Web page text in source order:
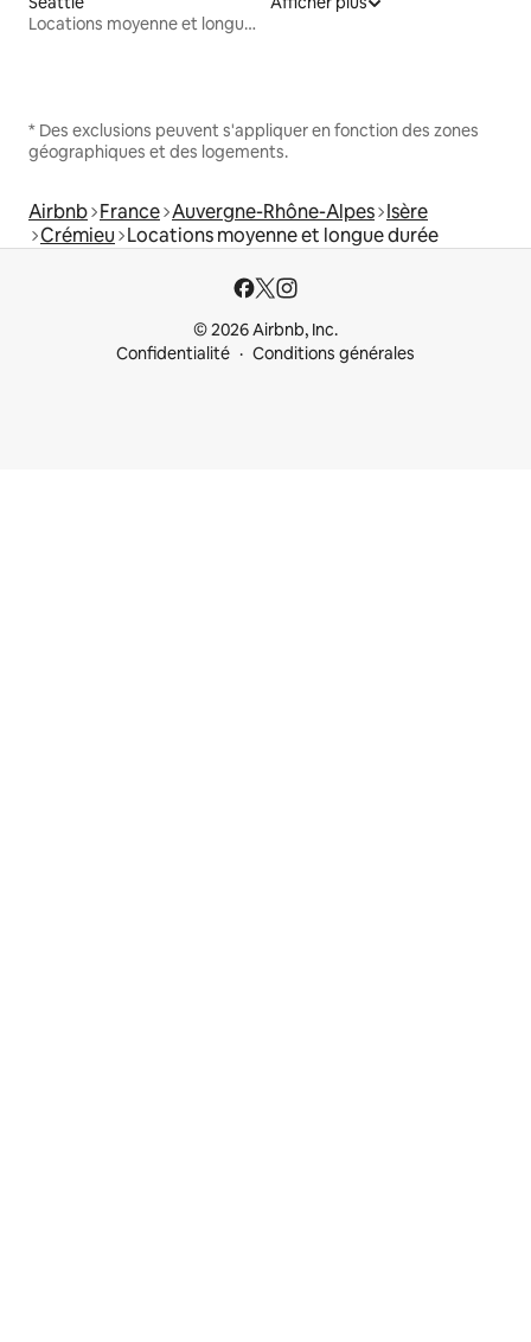
Locations moyenne et longue durée
* Des exclusions peuvent s'appliquer en fonction des zones
géographiques et des logements.
Airbnb France Auvergne-Rhône-Alpes Isère
Crémieu Locations moyenne et longue durée
© 2026 Airbnb, Inc.
Confidentialité
Conditions générales